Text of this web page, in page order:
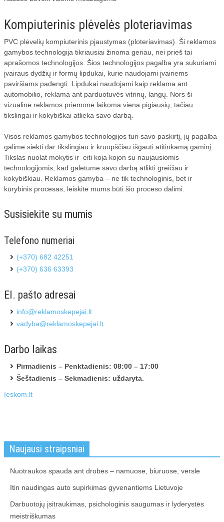
Kompiuterinis plėvelės ploteriavimas
PVC plėvelių kompiuterinis pjaustymas (ploteriavimas). Ši reklamos
gamybos technologija tikriausiai žinoma geriau, nei prieš tai
aprašomos technologijos. Šios technologijos pagalba yra sukuriami
įvairaus dydžių ir formų lipdukai, kurie naudojami įvairiems
paviršiams padengti. Lipdukai naudojami kaip reklama ant
automobilio, reklama ant parduotuvės vitrinų, langų. Nors ši
vizualinė reklamos priemonė laikoma viena pigiausių, tačiau
tikslingai ir kokybiškai atlieka savo darbą.
Visos reklamos gamybos technologijos turi savo paskirtį, jų pagalba
galime siekti dar tikslingiau ir kruopščiau išgauti atitinkamą gaminį.
Tikslas nuolat mokytis ir eiti koja kojon su naujausiomis
technologijomis, kad galėtume savo darbą atlikti greičiau ir
kokybiškiau. Reklamos gamyba – ne tik technologinis, bet ir
kūrybinis procesas, leiskite mums būti šio proceso dalimi.
Susisiekite su mumis
Telefono numeriai
(+370) 682 42251
(+370) 636 63393
El. pašto adresai
info@reklamoskepejai.lt
vadyba@reklamoskepejai.lt
Darbo laikas
Pirmadienis – Penktadienis: 08:00 – 17:00
Šeštadienis – Sekmadienis: uždaryta.
Ieskom.lt
Naujausi straipsniai
Nuotraukos spauda ant drobės – namuose, biuruose, versle
Itin naudingas auto supirkimas gyvenantiems Lietuvoje
Darbuotojų įsitraukimas, psichologinis saugumas ir lyderystės
meistriškumas